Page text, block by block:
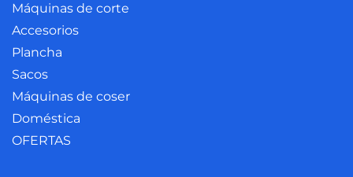
Máquinas de corte
Accesorios
Plancha
Sacos
Máquinas de coser
Doméstica
OFERTAS